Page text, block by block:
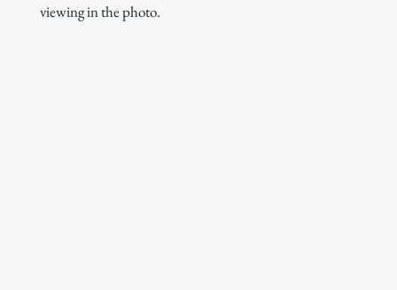
viewing in the photo.